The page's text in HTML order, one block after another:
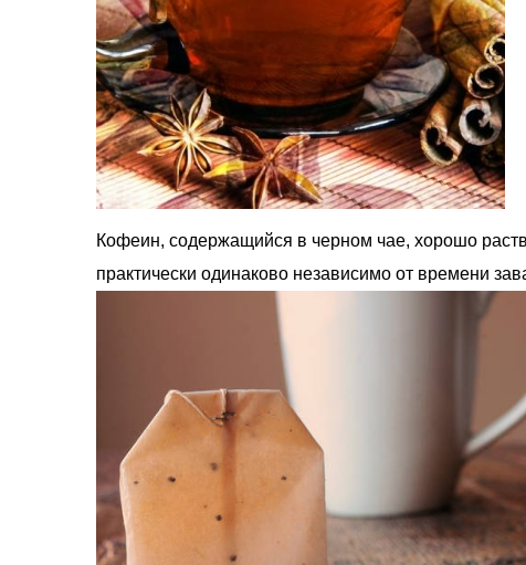
Кофеин, содержащийся в черном чае, хорошо
практически одинаково независимо от времени